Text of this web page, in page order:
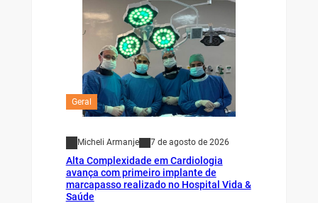
Geral
Micheli Armanje 7 de agosto de 2026
Alta Complexidade em Cardiologia
avança com primeiro implante de
marcapasso realizado no Hospital Vida &
Saúde